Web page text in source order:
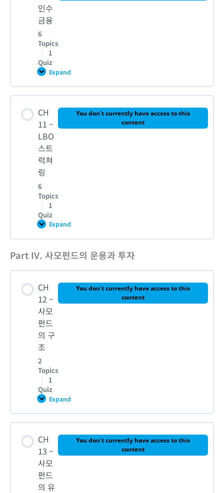
이
1. 사모펀드 가치평가의 특징
2. 벤처캐피탈 가치평가
3. 그로스펀드 가치평가
4-1. LBO 밸류에이션
4-2. LBO 밸류에이션
5. [실습] 타깃기업의 LBO 벨류에이션
CH 9 – 퀴즈
인수
금융
6
Topics
1
Quiz
Expand
CH
–
인
금
0% COMPLETE
1. 베인캐피탈의 HCA 인수 사례분석
2. 인수금융의 이해
3-1. 메자닌 금융 – 전환사채 vs 전환상환우선주
3-2. 메자닌 금융 – 전환사채 vs 전환상환우선주
4. 베인캐피탈의 인수금융
5. [실습] 인수금융을 활용한 타깃기업 인수
CH 10 – 퀴즈
CH
11 –
LBO
스트
럭쳐
링
6
Topics
1
Quiz
You don't currently have access to this
content
Expand
CH
–
스
럭
링
Lesson Content
0% COMPLETE 0/6 Steps
1. LBO의 이해와 LBO에 적합한 기업
2. LBO 절차
3. LBO 스트럭쳐링과 파이낸싱
5. LBO 스트럭쳐링 사례분석
6. [실습] 타깃기업 인수를 위한 LBO 스트럭쳐링
Part IV. 사모펀드의 운용과 투자
CH
12 –
사모
펀드
의 구
조
2
Topics
1
Quiz
You don't currently have access to this
content
Expand
CH
–
사
펀
의
0% COMPLETE
1. 사모펀드의 이해와 용어
CH
13 –
사모
펀드
의 유
You don't currently have access to this
content